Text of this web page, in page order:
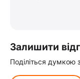
Залишити
Поділіться думкою